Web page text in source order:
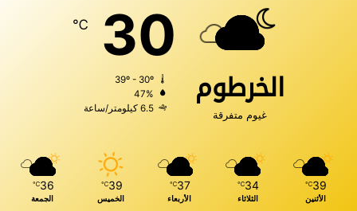
الخرطوم
غيوم متفرقة
30
℃
47%
6.5 كيلومتر/ساعة
39
℃
الأثنين
34
℃
الثلاثاء
37
℃
الأربعاء
39
℃
الخميس
36
℃
الجمعة